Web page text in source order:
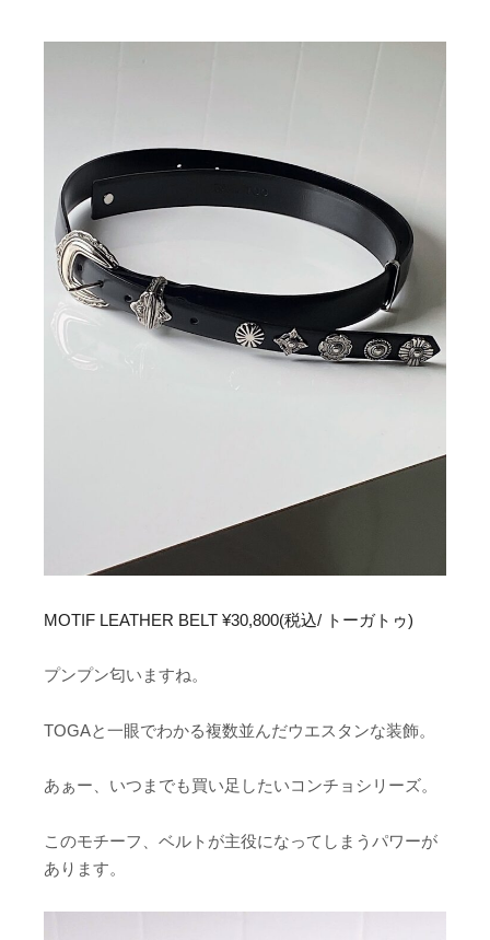
MOTIF LEATHER BELT ¥30,800(税込/ トーガトゥ)
プンプン匂いますね。
TOGAと一眼でわかる複数並んだウエスタンな装飾。
あぁー、いつまでも買い足したいコンチョシリーズ。
このモチーフ、ベルトが主役になってしまうパワーが
あります。